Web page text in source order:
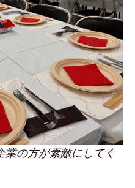
業の方が素敵にしてく